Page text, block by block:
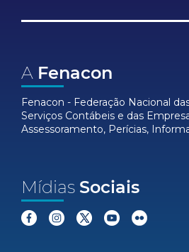
A Fenacon
Fenacon - Federação Nacional
Serviços Contábeis e das
Assessoramento, Perícias,
Mídias Sociais